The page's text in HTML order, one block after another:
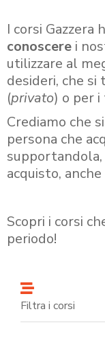
I corsi Gazzera
conoscere i
utilizzare al
desideri, che
(privato) o per
Crediamo che
persona che
acquisto,
Scopri i corsi
periodo!
Filtra i corsi